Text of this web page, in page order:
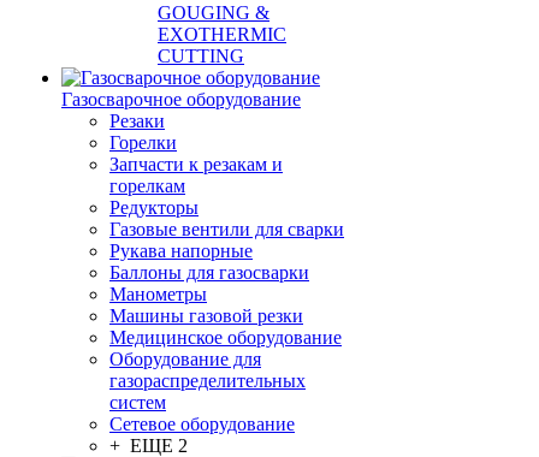
GOUGING &
EXOTHERMIC
CUTTING
Газосварочное оборудование
Резаки
Горелки
Запчасти к резакам и
горелкам
Редукторы
Газовые вентили для сварки
Рукава напорные
Баллоны для газосварки
Манометры
Машины газовой резки
Медицинское оборудование
Оборудование для
газораспределительных
систем
Сетевое оборудование
+ ЕЩЕ 2